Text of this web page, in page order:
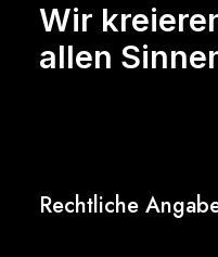
Wir
allen
Rechtliche